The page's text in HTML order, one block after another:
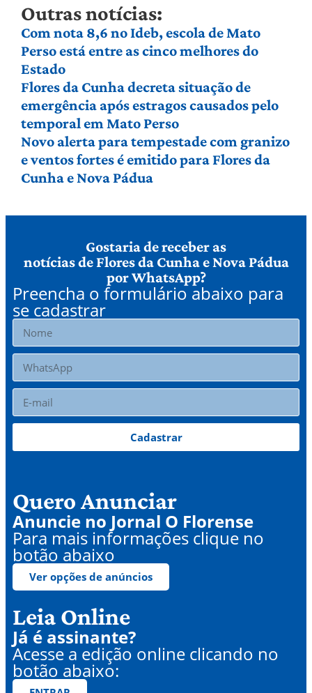
Outras notícias:
Com nota 8,6 no Ideb, escola de Mato
Perso está entre as cinco melhores do
Estado
Flores da Cunha decreta situação de
emergência após estragos causados pelo
temporal em Mato Perso
Novo alerta para tempestade com granizo
e ventos fortes é emitido para Flores da
Cunha e Nova Pádua
Gostaria de receber as
notícias de Flores da Cunha e Nova Pádua
por WhatsApp?
Preencha o formulário abaixo para
se cadastrar
Cadastrar
Quero Anunciar
Anuncie no Jornal O Florense
Para mais informações clique no
botão abaixo
Ver opções de anúncios
Leia Online
Já é assinante?
Acesse a edição online clicando no
botão abaixo: